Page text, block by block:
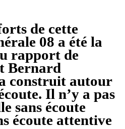
de cette
08 a été la
rapport de
Bernard
construit autour
Il n’y a pas
sans écoute
écoute attentive